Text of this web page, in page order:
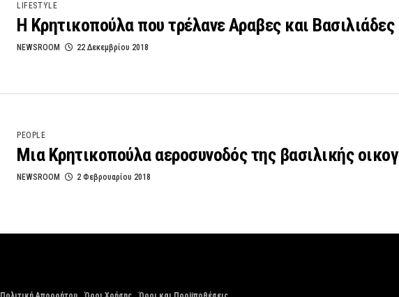
LIFESTYLE
Η Κρητικοπούλα που τρέλανε Αραβες και Βασιλιάδες
NEWSROOM 22 Δεκεμβρίου 2018
PEOPLE
Μια Κρητικοπούλα αεροσυνοδός της βασιλικής
NEWSROOM 2 Φεβρουαρίου 2018